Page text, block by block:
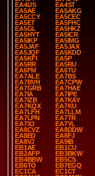
EA4IJS
EA4ST
EA5AE
EA5AKG
EA5CCY
EA5CEC
EA5ET
EA5FHC
EA5GL
EA5HKZ
EA5HYT
EA5ICR
EA5IKP
EA5IMG
EA5JAF
EA5JAX
EA5JQF
EA5KDD
EA5KFI
EA5P
EA5RR
EA5RU
EA6FM
EA6TU
EA7ALE
EA7BS
EA7BVH
EA7CPW
EA7GRB
EA7HAE
EA7IA
EA7IPE
EA7IZB
EA7KAY
EA7KQX
EA7KU
EA7LFH
EA7LLM
EA7LPN
EA7TR
EA7XJ
EA7YL
EA8CVZ
EA8DDW
EA8ED
EA8FJ
EA8VJ
EA9IB
EB1AE
EB1CU
EB2AFP
EB3BKW
EB4BBW
EB5CS
EB6TO
EB7EGQ
EC1CA
EC1CT